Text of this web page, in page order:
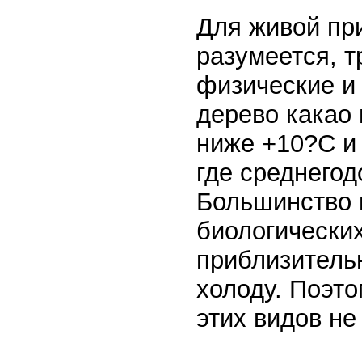
Для живой
разумеется,
физические
дерево какао
ниже +10?С и
где
холоду.
этих видов